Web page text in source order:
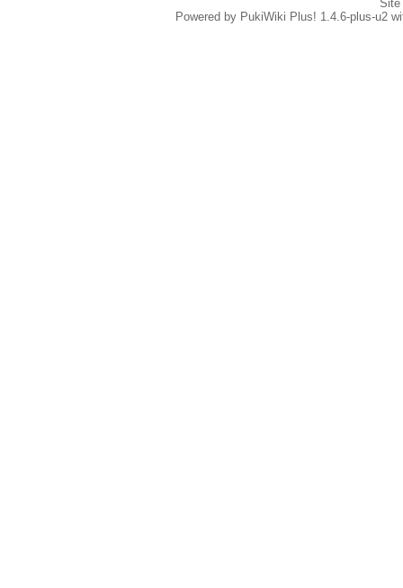
Powered by PukiWiki Plus! 1.4.6-plus-u2